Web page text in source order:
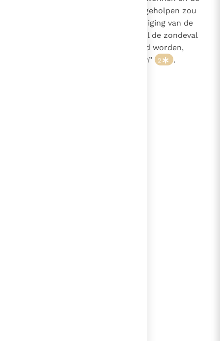
mens uit zijn zondeval overeind geholpen zou
worden. Dit is de eerste aankondiging van de
Messias, de Verlosser. Daarom zal de zondeval
” genoemd worden,
“waaraan wij de Verlosser danken” 2 .